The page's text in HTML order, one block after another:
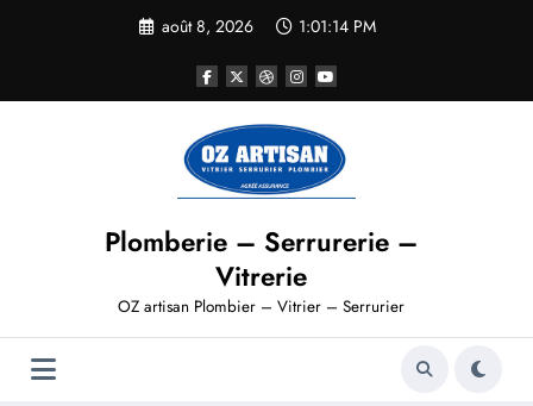
août 8, 2026 1:01:14 PM
Plomberie – Serrurerie –
Vitrerie
OZ artisan Plombier – Vitrier – Serrurier